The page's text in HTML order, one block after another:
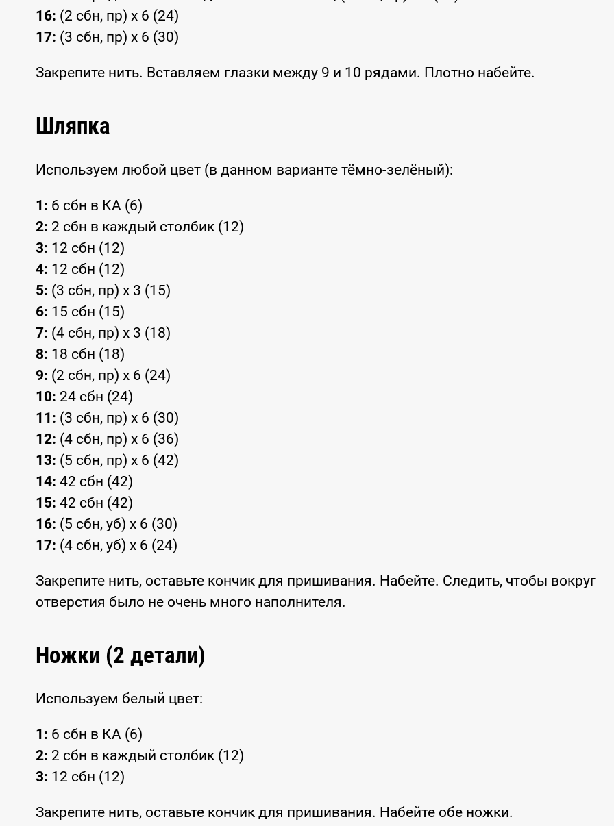
16: (2 сбн, пр) x 6 (24)
17: (3 сбн, пр) x 6 (30)
Закрепите нить. Вставляем глазки между 9 и 10 рядами. Плотно набейте.
Шляпка
Используем любой цвет (в данном варианте тёмно-зелёный):
1: 6 сбн в КА (6)
2: 2 сбн в каждый столбик (12)
3: 12 сбн (12)
4: 12 сбн (12)
5: (3 сбн, пр) x 3 (15)
6: 15 сбн (15)
7: (4 сбн, пр) x 3 (18)
8: 18 сбн (18)
9: (2 сбн, пр) x 6 (24)
10: 24 сбн (24)
11: (3 сбн, пр) x 6 (30)
12: (4 сбн, пр) x 6 (36)
13: (5 сбн, пр) x 6 (42)
14: 42 сбн (42)
15: 42 сбн (42)
16: (5 сбн, уб) x 6 (30)
17: (4 сбн, уб) x 6 (24)
Закрепите нить, оставьте кончик для пришивания. Набейте. Следить, чтобы вокруг
отверстия было не очень много наполнителя.
Ножки (2 детали)
Используем белый цвет:
1: 6 сбн в КА (6)
2: 2 сбн в каждый столбик (12)
3: 12 сбн (12)
Закрепите нить, оставьте кончик для пришивания. Набейте обе ножки.